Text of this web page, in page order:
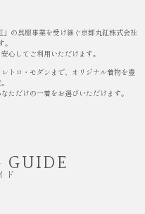
」の呉服事業を受け継ぐ京都丸紅株式会社
。
心してご利用いただけます。
トロ・モダンまで、オリジナル着物を豊
ただけの一着をお選びいただけます。
GUIDE
ド